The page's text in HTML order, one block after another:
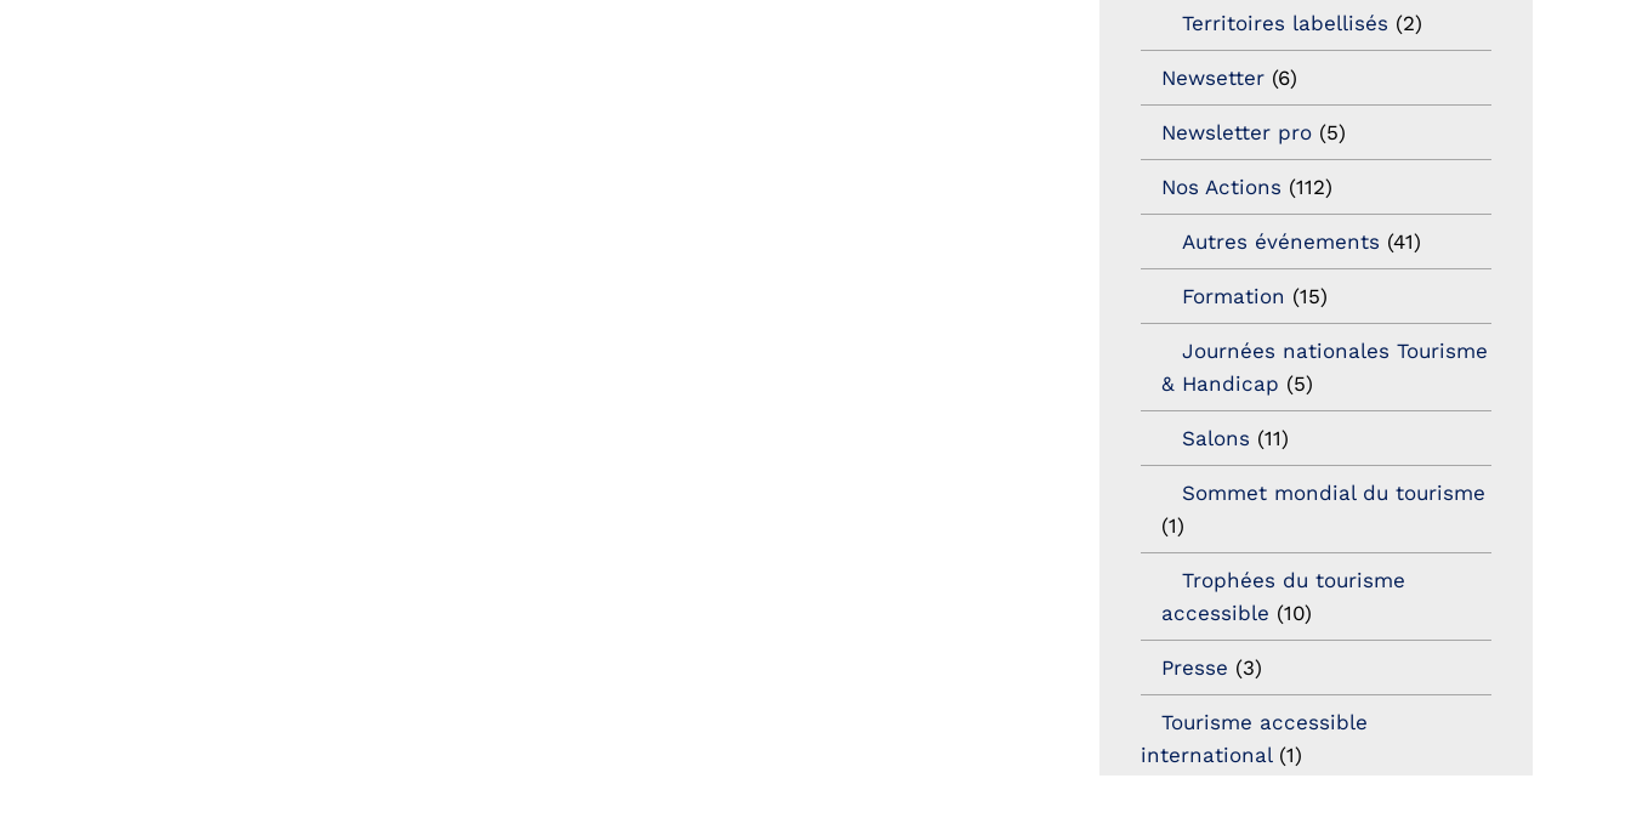
Territoires labellisés (2)
Newsetter (6)
Newsletter pro (5)
Nos Actions (112)
Autres événements (41)
Formation (15)
Journées nationales Tourisme
& Handicap (5)
Salons (11)
Sommet mondial du tourisme
(1)
Trophées du tourisme
accessible (10)
Presse (3)
Tourisme accessible
international(1)